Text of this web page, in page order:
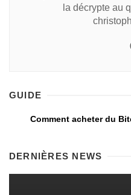
la décrypte au
GUIDE
Comment acheter du
DERNIÈRES NEWS